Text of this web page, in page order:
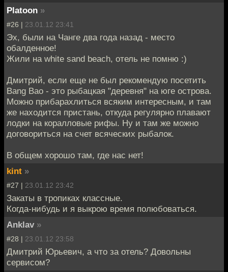
Platoon »
#26 | 23.01.12 23:41
Эх, были на Чанге два года назад - место
обалденное!
Жили на white sand beach, отель не помню :)
Дмитрий, если еще не был рекомендую посетить
Bang Bao - это рыбацкая "деревня" на юге острова.
Можно прибарахлиться всяким интересным, и там
же находится пристань, откуда регулярно плавают
лодки на коралловые рифы. Ну и там же можно
договориться на счет всяческих рыбалок.
В общем хорошо там, где нас нет!
kint »
#27 | 23.01.12 23:42
Закаты в тропиках классные.
Когда-нибудь и я выкрою время полюбоваться.
Anklav »
#28 | 23.01.12 23:58
Дмитрий Юрьевич, а что за отель? Довольны
сервисом?